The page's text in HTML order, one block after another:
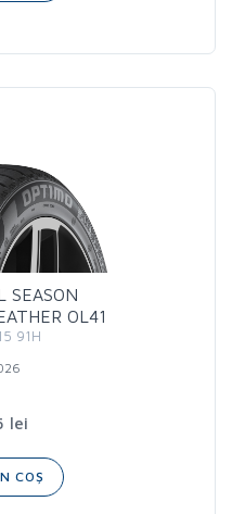
SEASON
OL41
91H
lei
COȘ